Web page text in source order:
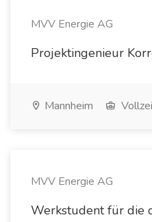
MVV Energie AG
Projektingenieur
Mannheim
MVV Energie AG
Werkstudent für die